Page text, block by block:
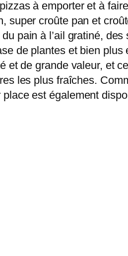
à emporter et à
super croûte pan et
pain à l’ail gratiné,
de plantes et bien
et de grande valeur, et
les plus fraîches.
est également